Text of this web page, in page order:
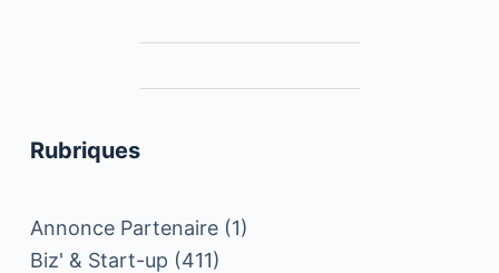
Rubriques
Annonce Partenaire(1)
Biz' & Start-up (411)